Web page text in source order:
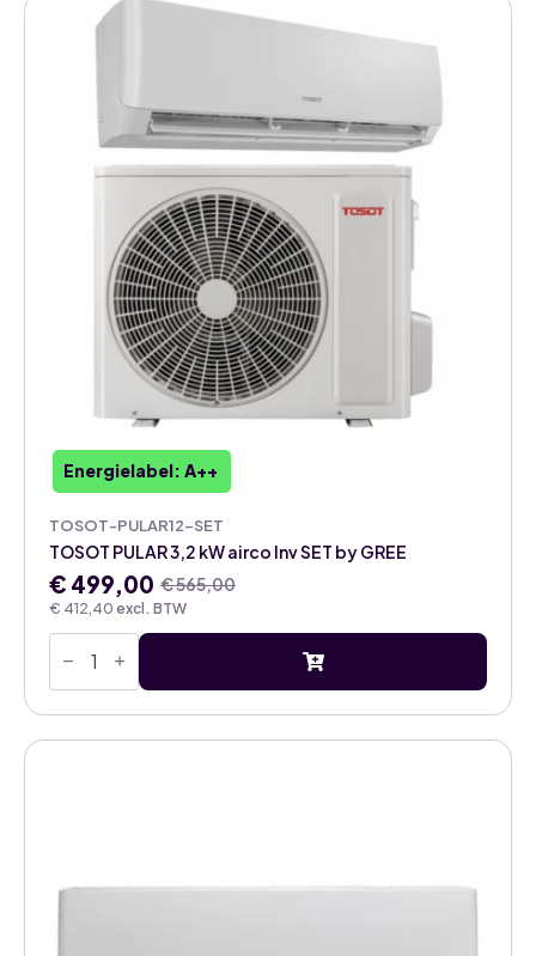
Energielabel: A++
TOSOT-PULAR12-SET
€ 412,40 excl. BTW
TOSOT PULAR 3,2 kW airco Inv SET by GREE
€565,00
Oorspronkelijke
prijs
was:
€ 565,00.
€ 499,00
Huidige
prijs
€ 499,00.
TOSOT
PULAR
kW
airco
Inv